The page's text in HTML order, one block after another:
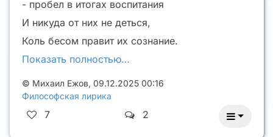
- пробел в итогах воспитания
И никуда от них не деться,
Коль бесом правит их сознание.
Показать полностью…
© Михаил Ежов, 09.12.2025 00:16
Философская лирика
7 2